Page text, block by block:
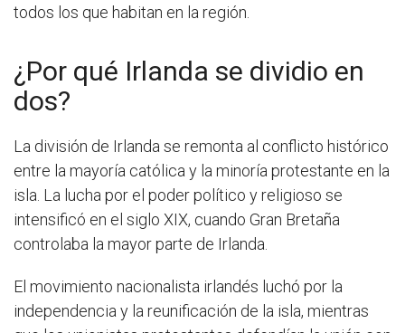
todos los que habitan en la región.
¿Por qué Irlanda se dividio en
dos?
La división de Irlanda se remonta al conflicto histórico
entre la mayoría católica y la minoría protestante en la
isla. La lucha por el poder político y religioso se
intensificó en el siglo XIX, cuando Gran Bretaña
controlaba la mayor parte de Irlanda.
El movimiento nacionalista irlandés luchó por la
independencia y la reunificación de la isla, mientras